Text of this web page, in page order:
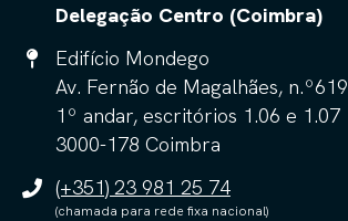
Delegação Centro (Coimbra)
Edifício Mondego
Av. Fernão de Magalhães, n.º619
1º andar, escritórios 1.06 e 1.07
3000-178 Coimbra
(+351) 23 981 25 74
(chamada para rede fixa nacional)